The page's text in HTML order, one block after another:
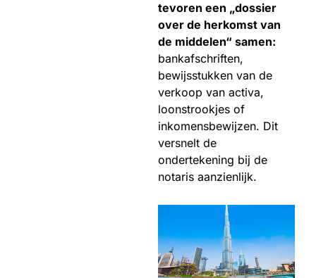
tevoren een „dossier
over de herkomst van
de middelen“ samen:
bankafschriften,
bewijsstukken van de
verkoop van activa,
loonstrookjes of
inkomensbewijzen. Dit
versnelt de
ondertekening bij de
notaris aanzienlijk.